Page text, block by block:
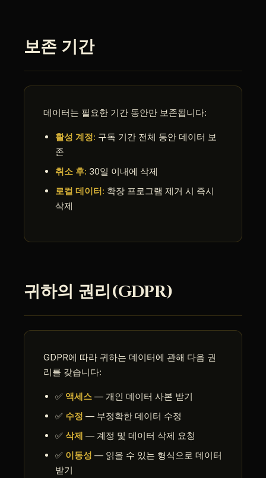
보존 기간
데이터는 필요한 기간 동안만 보존됩니다:
활성 계정: 구독 기간 전체 동안 데이터 보
존
취소 후: 30일 이내에 삭제
로컬 데이터: 확장 프로그램 제거 시 즉시
삭제
귀하의 권리(GDPR)
GDPR에 따라 귀하는 데이터에 관해 다음 권
리를 갖습니다:
✅ 액세스 — 개인 데이터 사본 받기
✅ 수정 — 부정확한 데이터 수정
✅ 삭제 — 계정 및 데이터 삭제 요청
✅ 이동성 — 읽을 수 있는 형식으로 데이터
받기